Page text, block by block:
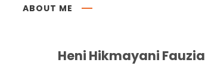
ABOUT ME
Heni Hikmayani Fauzia